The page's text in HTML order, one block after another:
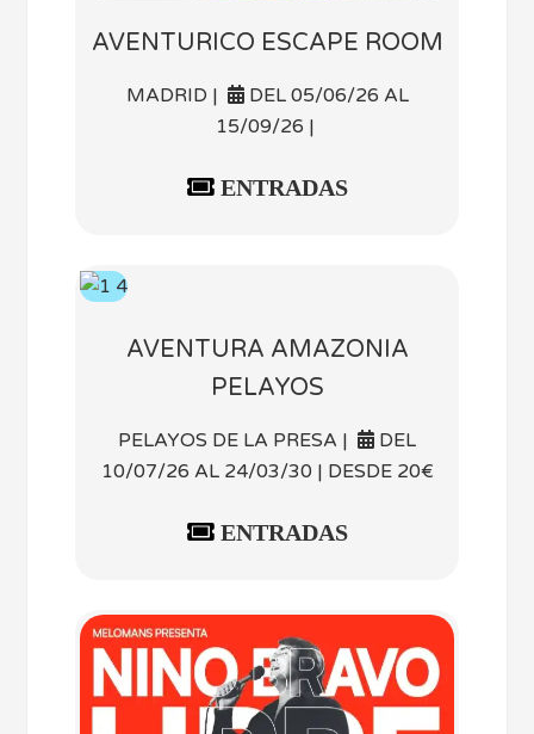
AVENTURICO ESCAPE ROOM
MADRID |
DEL 05/06/26 AL
15/09/26 |
ENTRADAS
AVENTURA AMAZONIA
PELAYOS
PELAYOS DE LA PRESA |
DEL
10/07/26 AL 24/03/30 | DESDE 20€
ENTRADAS